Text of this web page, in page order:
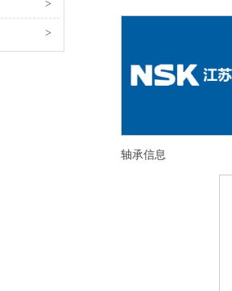
>
>
轴承信息